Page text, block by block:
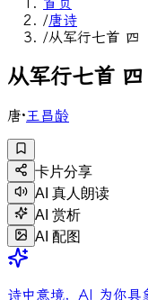
/唐诗
/从军行七首 四
从军行七首 四
唐·王昌龄
卡片分享
AI 真人朗读
AI 赏析
AI 配图
诗中意境，AI 为你具